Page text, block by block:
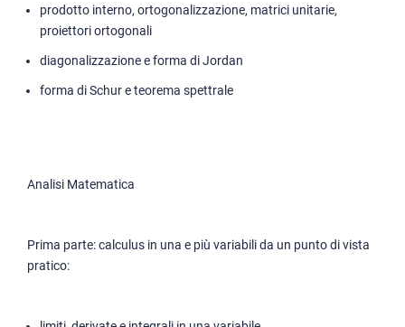
prodotto interno, ortogonalizzazione, matrici unitarie,
proiettori ortogonali
diagonalizzazione e forma di Jordan
forma di Schur e teorema spettrale
Analisi Matematica
Prima parte: calculus in una e più variabili da un punto di vista
pratico: